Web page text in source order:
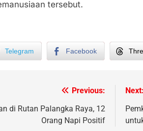
tersebut.
Telegram Facebook
Previous:
di Rutan Palangka Raya, 12
Orang Napi Positif
Next:
Pastikan Pelayanan
Jalan
Listrik Kalselteng Masih